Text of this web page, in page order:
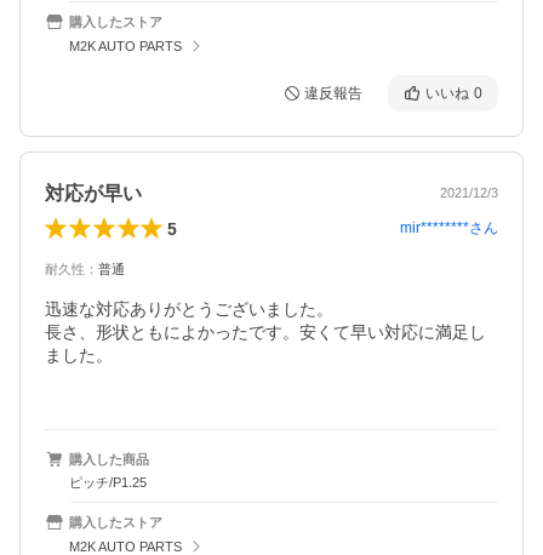
購入したストア
M2K AUTO PARTS
違反報告 いいね 0
対応が早い 2021/12/3
5 mir********さん
耐久性 ： 普通
迅速な対応ありがとうございました。
長さ、形状ともによかったです。安くて早い対応に満足し
ました。
購入した商品
ピッチ/P1.25
購入したストア
M2K AUTO PARTS